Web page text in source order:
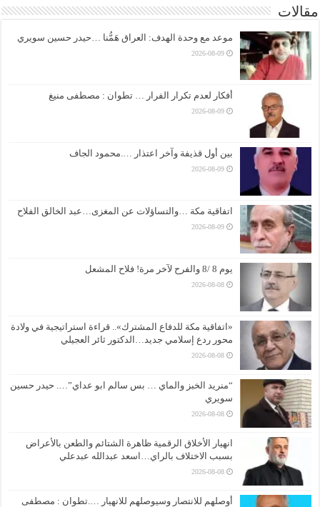
مقالات
موعد مع وحدة الهدف: العراق هَمُّنا …حيدر حسين سويري
2026-08-09
أفكار لعدم تكرار الفرار … تطوان : مصطفى منيغ
2026-08-09
بين أول قذيفة وآخر اعتذار ….محمود الجاف
2026-08-09
اتفاقية مكة …والتساؤلات عن المغزى…عبد الخالق الفلاح
2026-08-09
يوم 8 /8 والفرح لآخر مرة! فلاح المشعل
2026-08-08
«اتفاقية مكة للدفاع المشترك».. قراءة استراتيجية في ولادة
محور ردع إسلامي جديد…الدكتور ثائر العجيلي
2026-08-08
“منريد الخبز والماي … بس سالم ابو عداي”…. حيدر حسين
سويري
2026-08-08
انهيار الأخلاق الرقمية ظاهرة الشتائم والطعن بالأعراض
بسبب الاختلاف بالراي…اسعد عبدالله عبدعلي
2026-08-08
أوصلهم للانتصار وسيوصلهم للانهيار ….تطوان : مصطفى